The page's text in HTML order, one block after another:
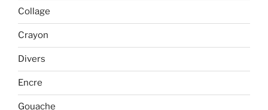
Collage
Crayon
Divers
Encre
Gouache